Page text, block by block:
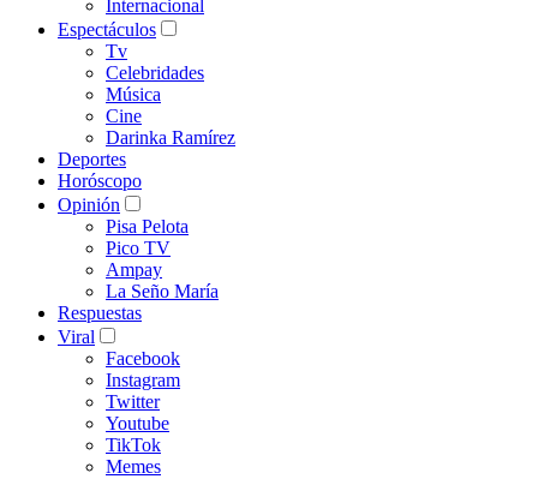
Internacional
Espectáculos
Tv
Celebridades
Música
Cine
Darinka Ramírez
Deportes
Horóscopo
Opinión
Pisa Pelota
Pico TV
Ampay
La Seño María
Respuestas
Viral
Facebook
Instagram
Twitter
Youtube
TikTok
Memes